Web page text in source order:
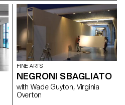
FINE ARTS
NEGRONI SBAGLIATO
with Wade Guyton, Virginia
Overton